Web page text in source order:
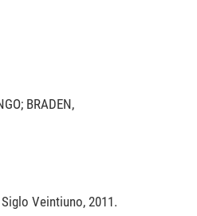
BRADEN,
Veintiuno, 2011.